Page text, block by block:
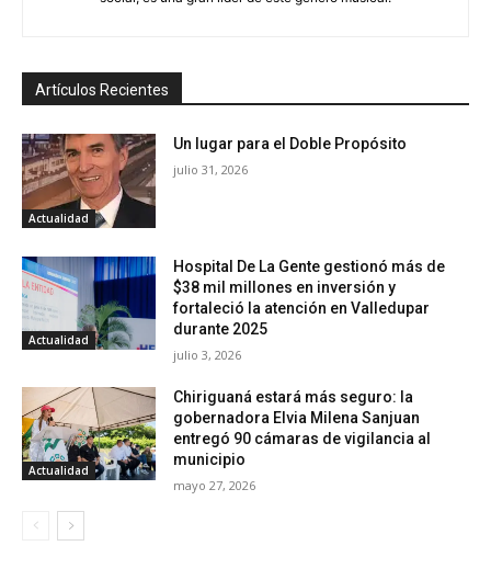
Artículos Recientes
Actualidad
Un lugar para el Doble Propósito
julio 31, 2026
Actualidad
Hospital De La Gente gestionó más de
$38 mil millones en inversión y
fortaleció la atención en Valledupar
durante 2025
julio 3, 2026
Actualidad
Chiriguaná estará más seguro: la
gobernadora Elvia Milena Sanjuan
entregó 90 cámaras de vigilancia al
municipio
mayo 27, 2026